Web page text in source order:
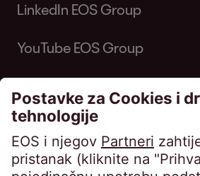
LinkedIn EOS Group
YouTube EOS Group
EOS MATRIX d.o.o. za
Horvatova ulica 82, Zagreb •
Zagrebu • OIB 76674680107
080649671 • Privredna